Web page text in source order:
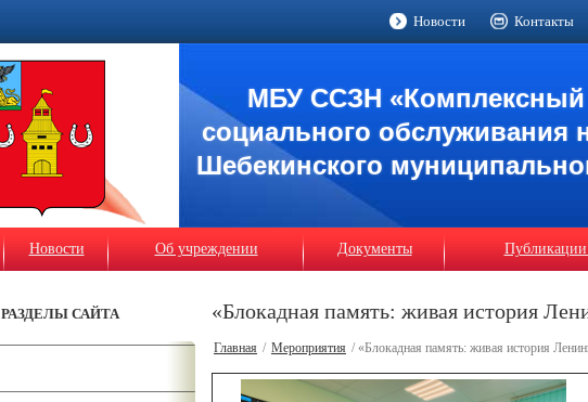
Новости Контакты
МБУ ССЗН «Комплексный
социального обслуживания
Шебекинского
Новости Об учреждении Документы
РАЗДЕЛЫ САЙТА «Блокадная память: живая история
Главная / Мероприятия / «Блокадная память: живая история